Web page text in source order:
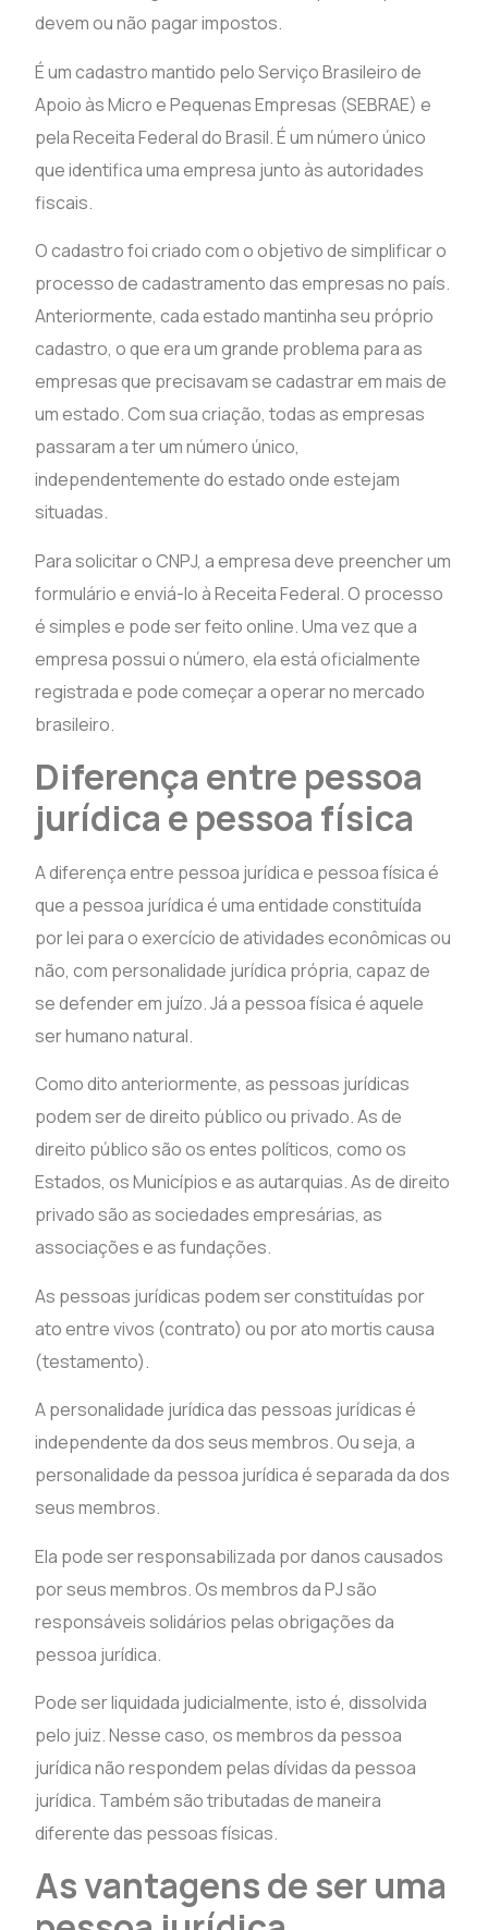
devem ou não pagar impostos.
É um cadastro mantido pelo Serviço Brasileiro de
Apoio às Micro e Pequenas Empresas (SEBRAE) e
pela Receita Federal do Brasil. É um número único
que identifica uma empresa junto às autoridades
fiscais.
O cadastro foi criado com o objetivo de simplificar o
processo de cadastramento das empresas no país.
Anteriormente, cada estado mantinha seu próprio
cadastro, o que era um grande problema para as
empresas que precisavam se cadastrar em mais de
um estado. Com sua criação, todas as empresas
passaram a ter um número único,
independentemente do estado onde estejam
situadas.
Para solicitar o CNPJ, a empresa deve preencher um
formulário e enviá-lo à Receita Federal. O processo
é simples e pode ser feito online. Uma vez que a
empresa possui o número, ela está oficialmente
registrada e pode começar a operar no mercado
brasileiro.
Diferença entre pessoa
jurídica e pessoa física
A diferença entre pessoa jurídica e pessoa física é
que a pessoa jurídica é uma entidade constituída
por lei para o exercício de atividades econômicas ou
não, com personalidade jurídica própria, capaz de
se defender em juízo. Já a pessoa física é aquele
ser humano natural.
Como dito anteriormente, as pessoas jurídicas
podem ser de direito público ou privado. As de
direito público são os entes políticos, como os
Estados, os Municípios e as autarquias. As de direito
privado são as sociedades empresárias, as
associações e as fundações.
As pessoas jurídicas podem ser constituídas por
ato entre vivos (contrato) ou por ato mortis causa
(testamento).
A personalidade jurídica das pessoas jurídicas é
independente da dos seus membros. Ou seja, a
personalidade da pessoa jurídica é separada da dos
seus membros.
Ela pode ser responsabilizada por danos causados
por seus membros. Os membros da PJ são
responsáveis solidários pelas obrigações da
pessoa jurídica.
Pode ser liquidada judicialmente, isto é, dissolvida
pelo juiz. Nesse caso, os membros da pessoa
jurídica não respondem pelas dívidas da pessoa
jurídica. Também são tributadas de maneira
diferente das pessoas físicas.
As vantagens de ser uma